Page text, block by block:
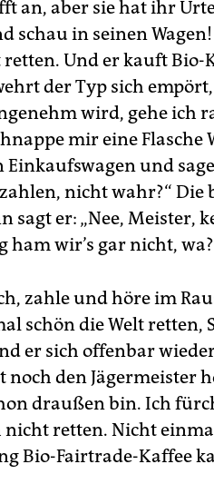
an, aber sie hat ihr
schau in seinen
Und er kauft Bio-
der Typ sich
wird, gehe ich
mir eine Flasche
und
nicht wahr?“ Die
sagt er: „Nee, Meister,
ham wir’s gar nicht,
zahle und höre im
schön die Welt retten,
er sich offenbar
den Jägermeister
draußen bin. Ich
nicht retten. Nicht
Bio-Fairtrade-Kaffee